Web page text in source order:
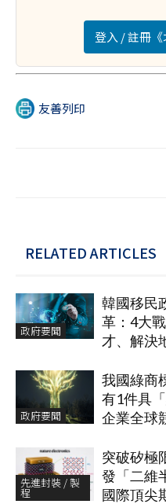
登入 / 註冊
友善列印
RELATED ARTICLES
政府要聞
韓國移民
革：4大
才、解決
政府要聞
我國綠商
有1件具
企業全球
先進封裝 / 製
程
突破矽極
發「二維
國際頂尖